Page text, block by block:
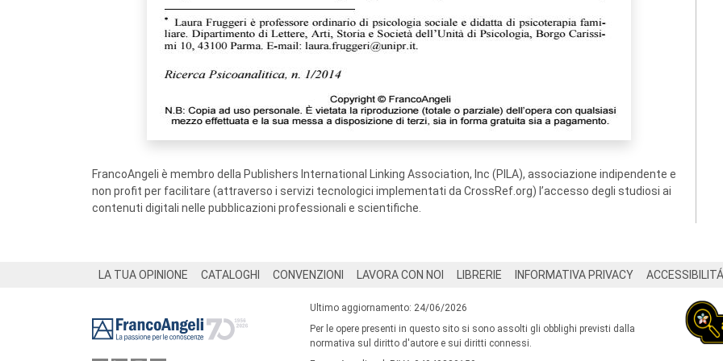
FrancoAngeli è membro della Publishers International Linking Association, Inc (PILA), associazione indipendente e
non profit per facilitare (attraverso i servizi tecnologici implementati da CrossRef.org) l’accesso degli studiosi ai
contenuti digitali nelle pubblicazioni professionali e scientifiche.
LA TUA OPINIONE CATALOGHI CONVENZIONI LAVORA CON NOI LIBRERIE INFORMATIVA PRIVACY ACCESSIBILITÁ
Ultimo aggiornamento: 24/06/2026
Per le opere presenti in questo sito si sono assolti gli obblighi previsti dalla
normativa sul diritto d'autore e sui diritti connessi.